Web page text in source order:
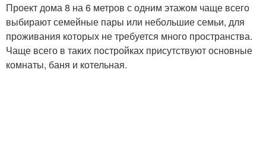
Проект дома 8 на 6 метров с одним этажом чаще всего
выбирают семейные пары или небольшие семьи, для
проживания которых не требуется много пространства.
Чаще всего в таких постройках присутствуют основные
комнаты, баня и котельная.